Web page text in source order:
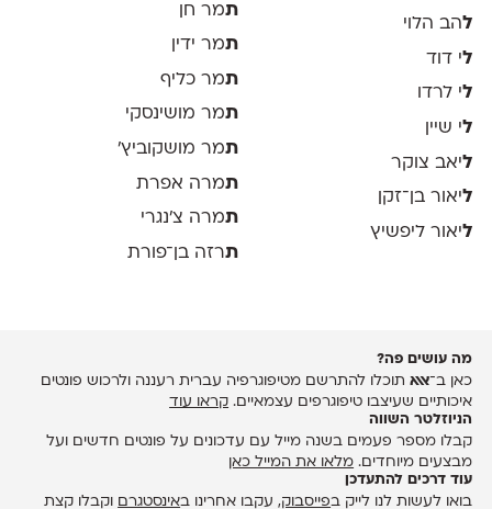
להב הלוי
לי דוד
לי לרדו
לי שיין
ליאב צוקר
ליאור בן־זקן
ליאור ליפשיץ
תמר חן
תמר ידין
תמר כליף
תמר מושינסקי
תמר מושקוביץ'
תמרה אפרת
תמרה צ׳נגרי
תרזה בן־פורת
מה עושים פה?
כאן ב־אאאתוכלו להתרשם מטיפוגרפיה עברית רעננה ולרכוש פונטים
איכותיים שעיצבו טיפוגרפים עצמאיים. קראו עוד
הניוזלטר השווה
קבלו מספר פעמים בשנה מייל עם עדכונים על פונטים חדשים ועל
מבצעים מיוחדים. מלאו את המייל כאן
עוד דרכים להתעדכן
בואו לעשות לנו לייק בפייסבוק, עקבו אחרינו באינסטגרם וקבלו קצת